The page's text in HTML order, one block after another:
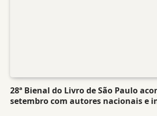
28ª Bienal do Livro de São Paulo
setembro com autores nacionais e